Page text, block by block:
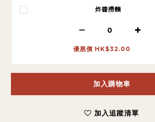
炸醬撈麵
優惠價 HK$32.00
加入購物車
加入追蹤清單